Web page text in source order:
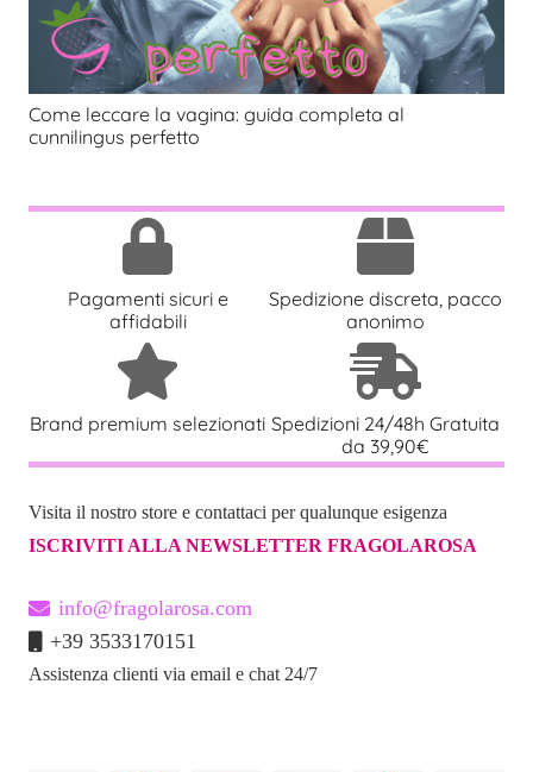
Come leccare la vagina: guida completa al
cunnilingus perfetto
Pagamenti sicuri e
affidabili
Spedizione discreta, pacco
anonimo
Brand premium selezionati Spedizioni 24/48h Gratuita
da 39,90€
Visita il nostro store e contattaci per qualunque esigenza
ISCRIVITI ALLA NEWSLETTER FRAGOLAROSA
info@fragolarosa.com
+39 3533170151
Assistenza clienti via email e chat 24/7